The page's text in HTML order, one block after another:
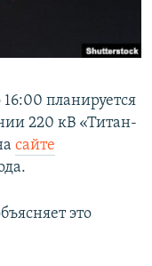
планируется
220 кВ «Титан-
сайте
это